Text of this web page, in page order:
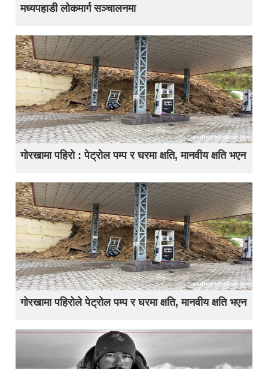
मध्यपहाडी लोकमार्ग सञ्चालनमा
गोरखामा पहिरो : पेट्रोल पम्प र घरमा क्षति, मानवीय क्षति भएन
गोरखामा पहिरोले पेट्रोल पम्प र घरमा क्षति, मानवीय क्षति भएन